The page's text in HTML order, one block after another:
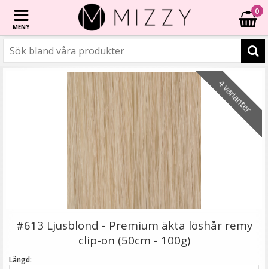
MENY
0
Microringar ca: 200st - Svarta
4 varianter
#613 Ljusblond - Premium äkta löshår remy
clip-on (50cm - 100g)
Längd: